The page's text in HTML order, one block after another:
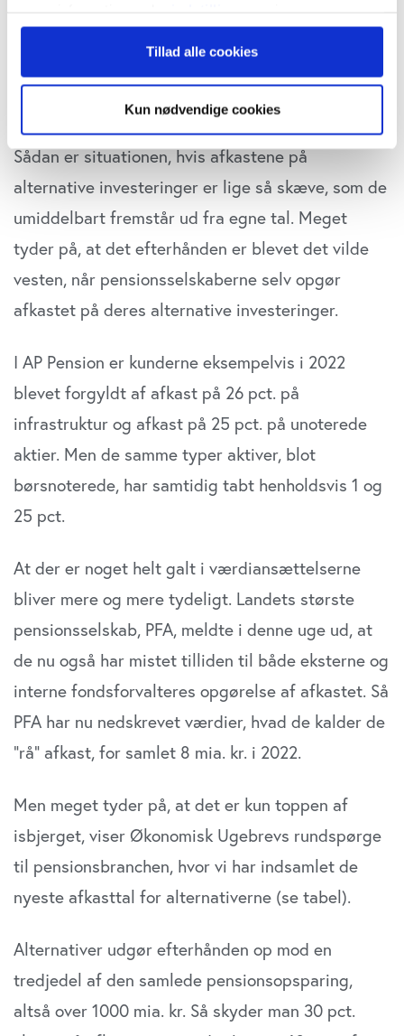
persondatapolitik. Du kan altid trække dit samtykke
tilbage eller ændre indstillinger fra vores
"Cookiedeklaration", eller ved at trykke på "Privacy
Hvis du tillader det, vil vi også gerne:
Indsamle præcise oplysninger om din placering,
der kan være nøjagtig inden for få meter
Identificere din enhed baseret på en scanning af
dens unikke karakteristika (fingerprinting)
Dine valg anvendes på hele websitet.
annoncer, til at vise dig funktioner til sociale medier og til
din brug af vores website med vores partnere inden for
sociale medier, annonceringspartnere og
analysepartnere. Vores partnere kan kombinere disse
data med andre oplysninger, du har givet dem, eller som
de har indsamlet fra din brug af deres tjenester. Du
anvende vores hjemmeside.
Tillad alle cookies
Kun nødvendige cookies
Omvendt bør man hurtigst muligt udskyde sin
pensionsalder, hvis den ligger i PBU, der er
pensionskassen for pædagoger.
Sådan er situationen, hvis afkastene på
alternative investeringer er lige så skæve, som de
umiddelbart fremstår ud fra egne tal. Meget
tyder på, at det efterhånden er blevet det vilde
vesten, når pensionsselskaberne selv opgør
afkastet på deres alternative investeringer.
I AP Pension er kunderne eksempelvis i 2022
blevet forgyldt af afkast på 26 pct. på
infrastruktur og afkast på 25 pct. på unoterede
aktier. Men de samme typer aktiver, blot
børsnoterede, har samtidig tabt henholdsvis 1 og
25 pct.
At der er noget helt galt i værdiansættelserne
bliver mere og mere tydeligt. Landets største
pensionsselskab, PFA, meldte i denne uge ud, at
de nu også har mistet tilliden til både eksterne og
interne fondsforvalteres opgørelse af afkastet. Så
PFA har nu nedskrevet værdier, hvad de kalder de
”rå” afkast, for samlet 8 mia. kr. i 2022.
Men meget tyder på, at det er kun toppen af
isbjerget, viser Økonomisk Ugebrevs rundspørge
til pensionsbranchen, hvor vi har indsamlet de
nyeste afkasttal for alternativerne (se tabel).
Alternativer udgør efterhånden op mod en
tredjedel af den samlede pensionsopsparing,
altså over 1000 mia. kr. Så skyder man 30 pct.